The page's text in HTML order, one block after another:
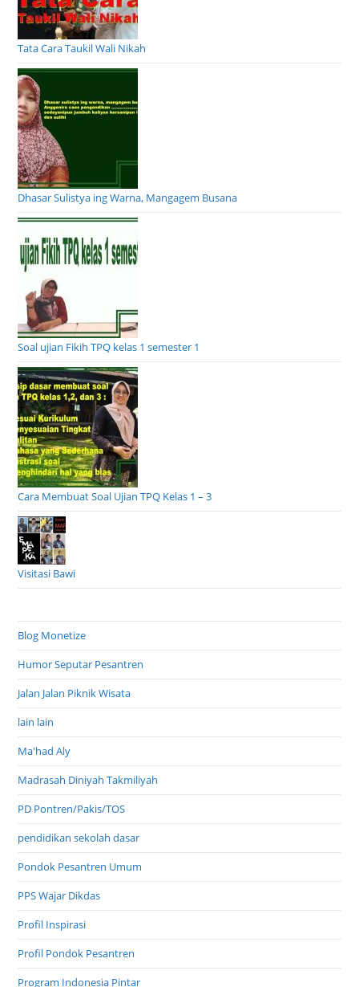
Tata Cara Taukil Wali Nikah
Dhasar Sulistya ing Warna, Mangagem Busana
Soal ujian Fikih TPQ kelas 1 semester 1
Cara Membuat Soal Ujian TPQ Kelas 1 – 3
Visitasi Bawi
Blog Monetize
Humor Seputar Pesantren
Jalan Jalan Piknik Wisata
lain lain
Ma'had Aly
Madrasah Diniyah Takmiliyah
PD Pontren/Pakis/TOS
pendidikan sekolah dasar
Pondok Pesantren Umum
PPS Wajar Dikdas
Profil Inspirasi
Profil Pondok Pesantren
Program Indonesia Pintar